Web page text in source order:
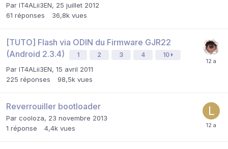
Par IT4ALii3EN, 25 juillet 2012
61 réponses 36,8k vues
[TUTO] Flash via ODIN du Firmware GJR22
(Android 2.3.4)
1 2 3 4 10
Par IT4ALii3EN, 15 avril 2011
225 réponses 98,5k vues
Reverrouiller bootloader
Par cooloza, 23 novembre 2013
1 réponse 4,4k vues